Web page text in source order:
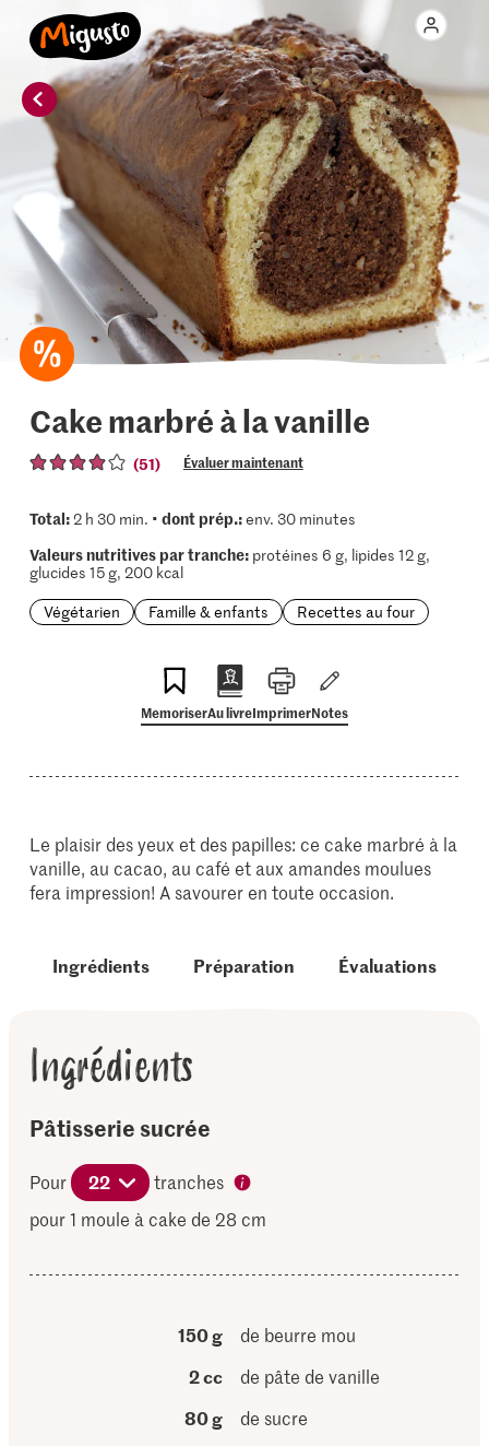
Cake marbré à la vanille
(51) Évaluer maintenant
Total:2 h 30 min. • dont prép.:env. 30 minutes
Valeurs nutritives par tranche:protéines 6 g, lipides 12 g,
glucides 15 g, 200 kcal
Végétarien
Famille & enfants Recettes au four
MemoriserAu livreImprimerNotes
Le plaisir des yeux et des papilles: ce cake marbré à la
vanille, au cacao, au café et aux amandes moulues
fera impression! A savourer en toute occasion.
Ingrédients Préparation Évaluations
Ingrédients
Pâtisserie sucrée
Pour 22
tranches
pour 1 moule à cake de 28 cm
150 g
de beurre mou
2 cc
de pâte de vanille
80 g
de sucre